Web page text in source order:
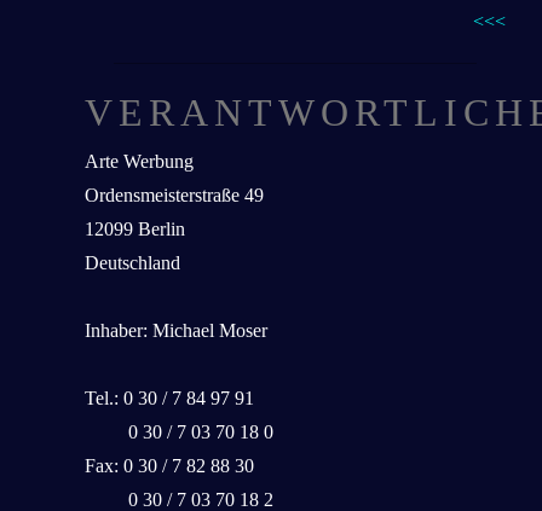
<<<
Arte Werbung
Ordensmeisterstraße 49
12099 Berlin
Deutschland
Inhaber: Michael Moser
Tel.: 0 30 / 7 84 97 91
0 30 / 7 03 70 18 0
Fax: 0 30 / 7 82 88 30
0 30 / 7 03 70 18 2